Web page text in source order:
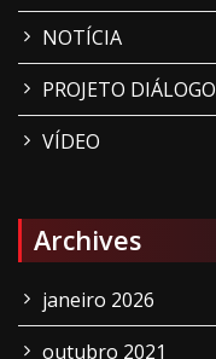
NOTÍCIA
PROJETO DIÁLOGO
VÍDEO
Archives
janeiro 2026
outubro 2021